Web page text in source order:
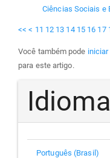
Ciências Sociais e
<< < 11 12 13 14 15 16 17
Você também pode
para este artigo.
Idioma
Português (Brasil)